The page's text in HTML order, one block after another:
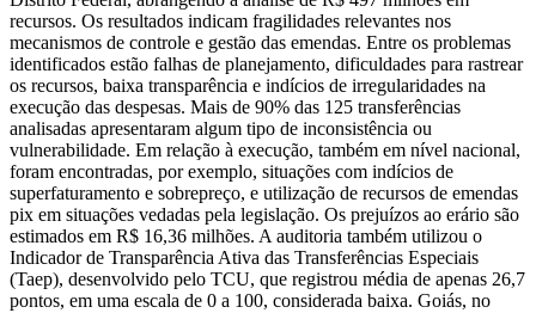
recursos. Os resultados indicam fragilidades relevantes nos
mecanismos de controle e gestão das emendas. Entre os problemas
identificados estão falhas de planejamento, dificuldades para rastrear
os recursos, baixa transparência e indícios de irregularidades na
execução das despesas. Mais de 90% das 125 transferências
analisadas apresentaram algum tipo de inconsistência ou
vulnerabilidade. Em relação à execução, também em nível nacional,
foram encontradas, por exemplo, situações com indícios de
superfaturamento e sobrepreço, e utilização de recursos de emendas
pix em situações vedadas pela legislação. Os prejuízos ao erário são
estimados em R$ 16,36 milhões. A auditoria também utilizou o
Indicador de Transparência Ativa das Transferências Especiais
(Taep), desenvolvido pelo TCU, que registrou média de apenas 26,7
pontos, em uma escala de 0 a 100, considerada baixa. Goiás, no